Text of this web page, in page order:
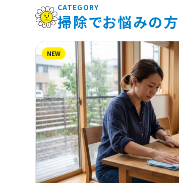
CATEGORY
掃除でお悩みの方
NEW